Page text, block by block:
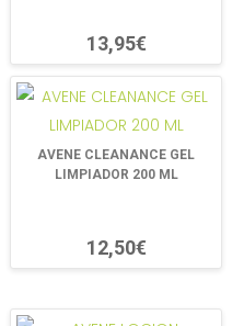
13,95€
AVENE CLEANANCE GEL
LIMPIADOR 200 ML
12,50€